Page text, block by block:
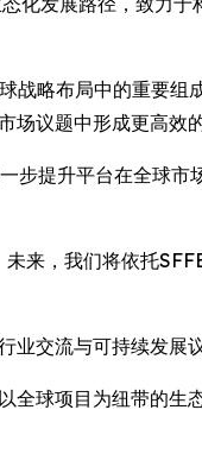
略布局中的重要
议题中形成更高效的
提升平台在全球市
来，我们将依托
交流与可持续发展
球项目为纽带的生